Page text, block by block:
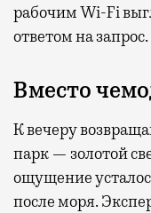
рабочим Wi-Fi
ответом на запрос.
Вместо
К вечеру
парк — золотой
ощущение
после моря.